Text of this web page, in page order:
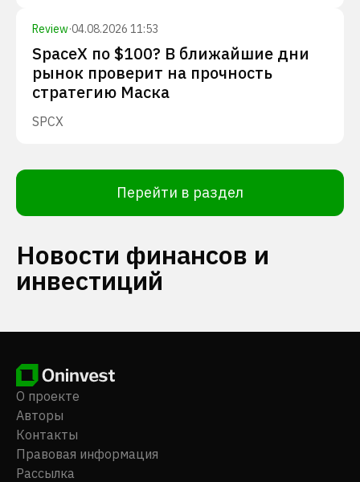
Review·04.08.2026 11:53
SpaceX по $100? В ближайшие дни
рынок проверит на прочность
стратегию Маска
SPCX
Перейти в раздел
Новости финансов и
инвестиций
О проекте
Авторы
Контакты
Правовая информация
Рассылка